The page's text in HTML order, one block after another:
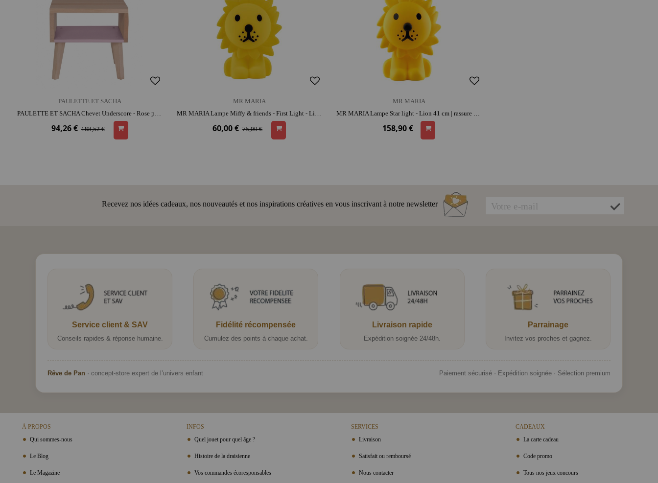
PAULETTE ET SACHA
94,26 € 188,52 €
MR MARIA
60,00 € 75,00 €
MR MARIA
158,90 €
Recevez nos idées cadeaux, nos nouveautés et nos inspirations créatives en vous inscrivant à notre newsletter
Service client & SAV
Conseils rapides & réponse humaine.
Fidélité récompensée
Cumulez des points à chaque achat.
Livraison rapide
Expédition soignée 24/48h.
Parrainage
Invitez vos proches et gagnez.
Rêve de Pan · concept-store expert de l’univers enfant Paiement sécurisé · Expédition soignée · Sélection premium
À PROPOS
Qui sommes-nous
Le Blog
Le Magazine
INFOS
Quel jouet pour quel âge ?
Histoire de la draisienne
Vos commandes écoresponsables
SERVICES
Livraison
Satisfait ou remboursé
Nous contacter
CADEAUX
La carte cadeau
Code promo
Tous nos jeux concours